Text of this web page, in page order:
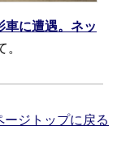
に遭遇。ネッ
。
ージトップに戻る